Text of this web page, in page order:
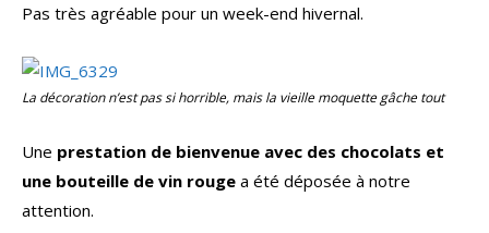
Pas très agréable pour un week-end hivernal.
La décoration n’est pas si horrible, mais la vieille moquette gâche tout
Une prestation de bienvenue avec des chocolats et
une bouteille de vin rouge a été déposée à notre
attention.